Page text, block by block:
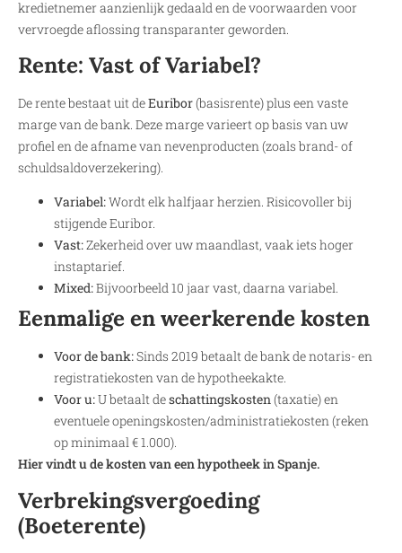
kredietnemer aanzienlijk gedaald en de voorwaarden voor
vervroegde aflossing transparanter geworden.
Rente: Vast of Variabel?
De rente bestaat uit deEuribor(basisrente) plus een vaste
marge van de bank. Deze marge varieert op basis van uw
profiel en de afname van nevenproducten (zoals brand- of
schuldsaldoverzekering).
Variabel:Wordt elk halfjaar herzien. Risicovoller bij
stijgende Euribor.
Vast:Zekerheid over uw maandlast, vaak iets hoger
instaptarief.
Mixed:Bijvoorbeeld 10 jaar vast, daarna variabel.
Eenmalige en weerkerende kosten
Voor de bank:Sinds 2019 betaalt de bank de notaris- en
registratiekosten van de hypotheekakte.
Voor u:U betaalt deschattingskosten(taxatie) en
eventuele openingskosten/administratiekosten (reken
op minimaal € 1.000).
Hier vindt u de kosten van een hypotheek in Spanje.
Verbrekingsvergoeding
(Boeterente)